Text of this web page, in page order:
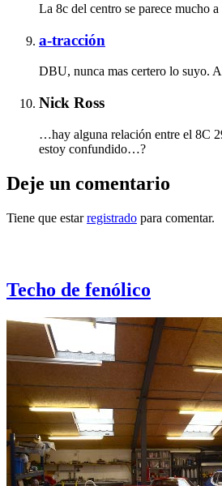
La 8c del centro se parece mucho
a-tracción
DBU, nunca mas certero lo suyo.
Nick Ross
…hay alguna relación entre el 8C
estoy confundido…?
Deje un comentario
Tiene que estarregistrado para comentar.
Techo de fenólico